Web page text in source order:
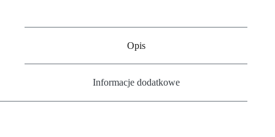
Opis
Informacje dodatkowe